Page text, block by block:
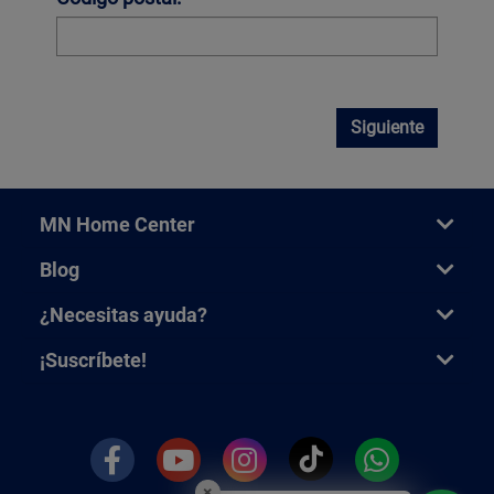
Siguiente
MN Home Center
Blog
¿Necesitas ayuda?
¡Suscríbete!